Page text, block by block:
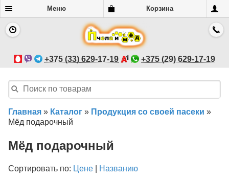
Меню Корзина
+375 (33) 629-17-19 +375 (29) 629-17-19
Главная » Каталог » Продукция со своей пасеки »
Мёд подарочный
Мёд подарочный
Сортировать по: Цене Названию